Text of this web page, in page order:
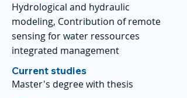
Hydrological and hydraulic
modeling, Contribution of remote
sensing for water ressources
integrated management
Current studies
Master's degree with thesis